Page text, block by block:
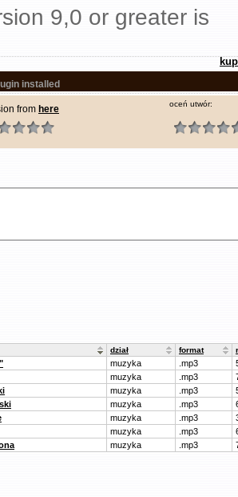
9,0 or greater is
installed
from here oceń utwór:
dział format
muzyka .mp3
muzyka .mp3
muzyka .mp3
muzyka .mp3
muzyka .mp3
muzyka .mp3
muzyka .mp3